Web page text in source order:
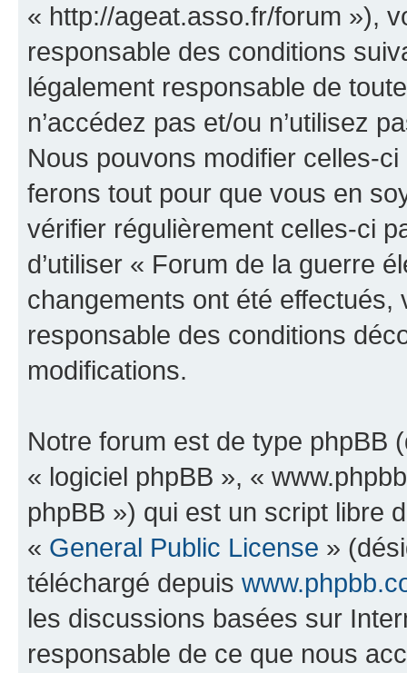
« http://ageat.asso.fr/forum »),
responsable des conditions
légalement responsable de
n’accédez pas et/ou n’utilisez
Nous pouvons modifier celles-
ferons tout pour que vous en
vérifier régulièrement celles-ci
d’utiliser « Forum de la guerre
changements ont été effectués,
responsable des conditions
modifications.
Notre forum est de type phpBB
« logiciel phpBB », «
phpBB ») qui est un script libre
« General Public License »
téléchargé depuis
les discussions basées sur
responsable de ce que nous